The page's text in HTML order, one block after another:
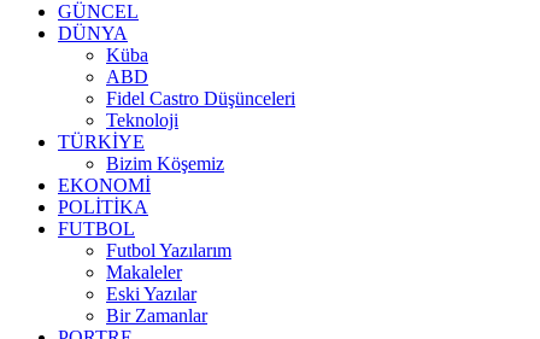
GÜNCEL
DÜNYA
Küba
ABD
Fidel Castro Düşünceleri
Teknoloji
TÜRKİYE
Bizim Köşemiz
EKONOMİ
POLİTİKA
FUTBOL
Futbol Yazılarım
Makaleler
Eski Yazılar
Bir Zamanlar